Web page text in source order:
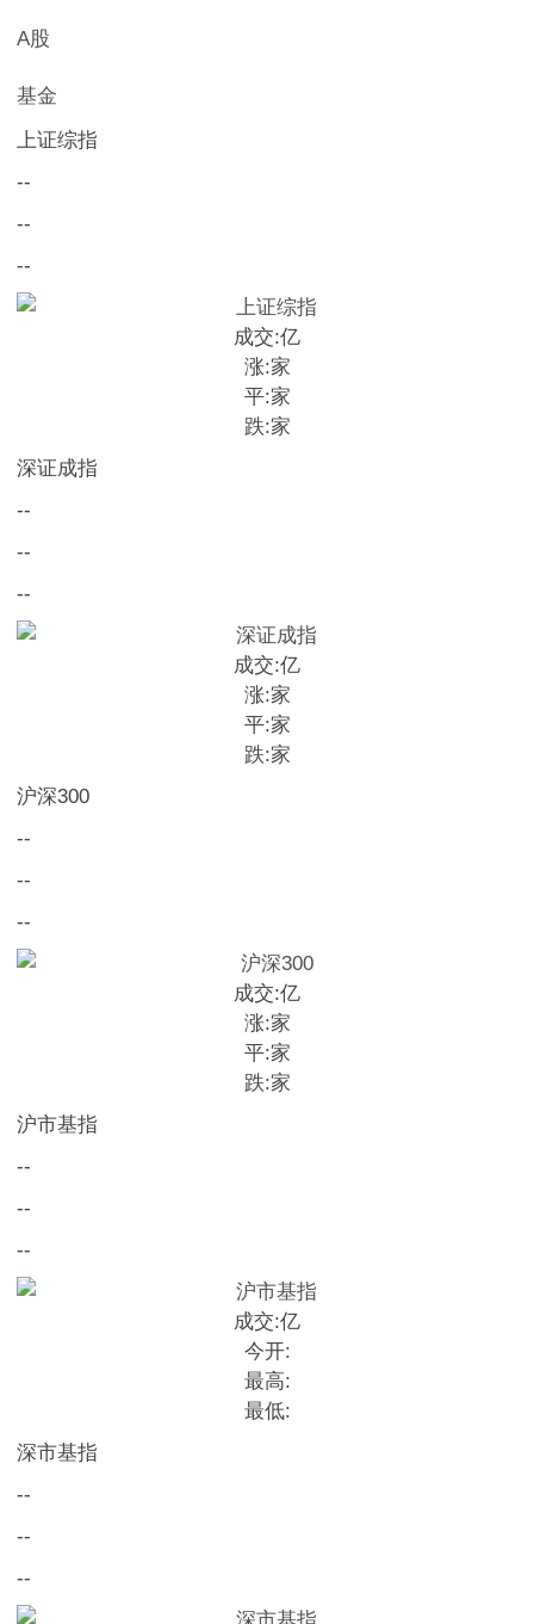
A股
基金
上证综指
--
--
--
成交:亿
涨:家
平:家
跌:家
深证成指
--
--
--
成交:亿
涨:家
平:家
跌:家
沪深300
--
--
--
成交:亿
涨:家
平:家
跌:家
沪市基指
--
--
--
成交:亿
今开:
最高:
最低:
深市基指
--
--
--